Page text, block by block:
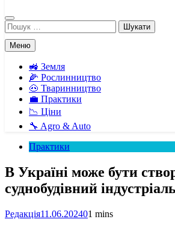
Пошук:
Меню
🚜 Земля
🌽 Рослинництво
🐽 Тваринництво
💼 Практики
📉 Ціни
🔧 Agro & Auto
Практики
В Україні може бути
суднобудівний
Редакція11.06.202401 mins